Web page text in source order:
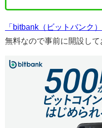
「bitbank（ビットバンク）
無料なので事前に開設して